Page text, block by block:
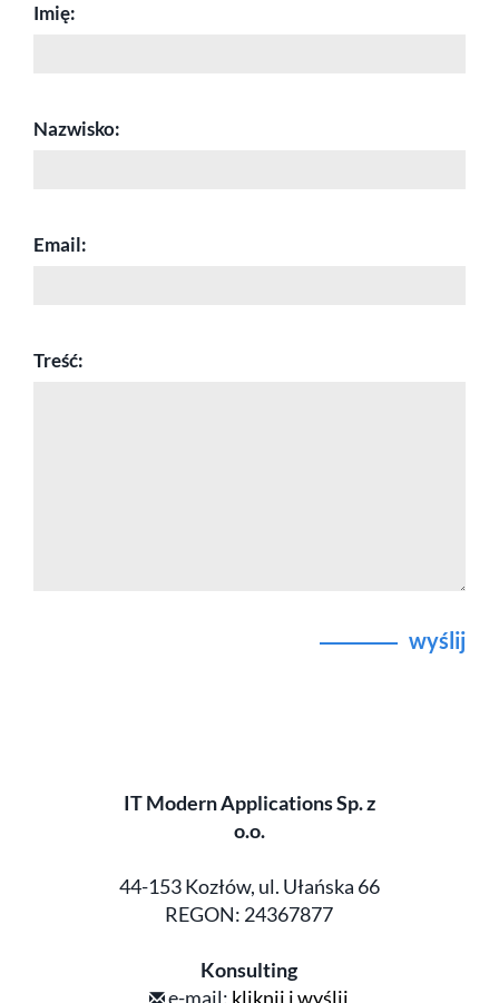
Imię:
Nazwisko:
Email:
Treść:
wyślij
IT Modern Applications Sp. z
o.o.
44-153 Kozłów, ul. Ułańska 66
REGON: 24367877
Konsulting
e-mail: kliknij i wyślij